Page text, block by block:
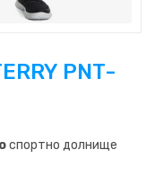
PNT-
спортно долнище